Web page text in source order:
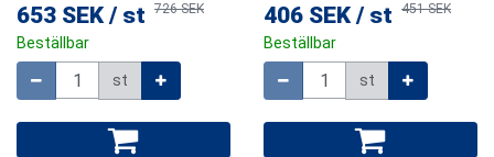
653 SEK / st 726 SEK
Beställbar
st
406 SEK / st 451 SEK
Beställbar
st